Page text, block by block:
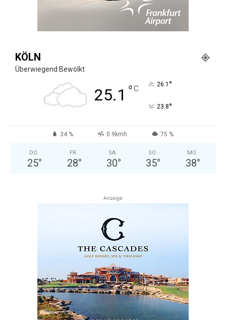
KÖLN
Überwiegend Bewölkt
25.1 °C 26.1 °
23.8°
34 % 0.9kmh 75 %
DO.
25°
FR.
28°
SA.
30°
SO.
35°
MO.
38°
Anzeige